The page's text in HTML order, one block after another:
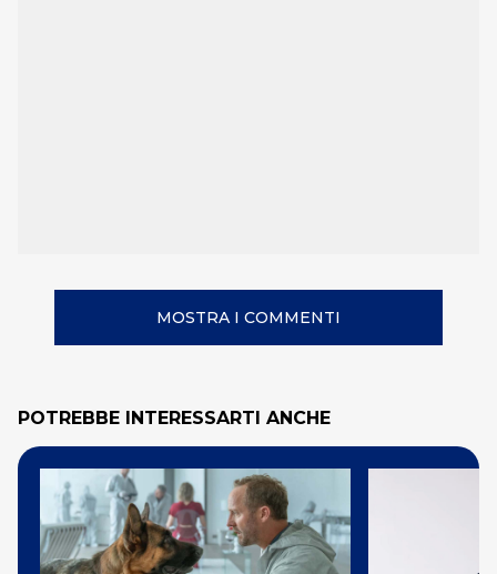
MOSTRA I COMMENTI
POTREBBE INTERESSARTI ANCHE